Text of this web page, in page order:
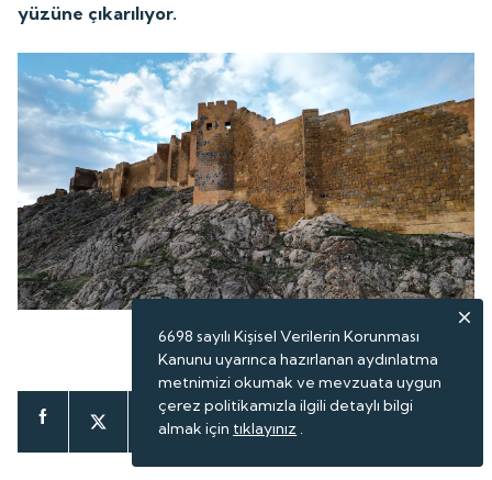
yüzüne çıkarılıyor.
6698 sayılı Kişisel Verilerin Korunması
Kanunu uyarınca hazırlanan aydınlatma
metnimizi okumak ve mevzuata uygun
çerez politikamızla ilgili detaylı bilgi
almak için tıklayınız .